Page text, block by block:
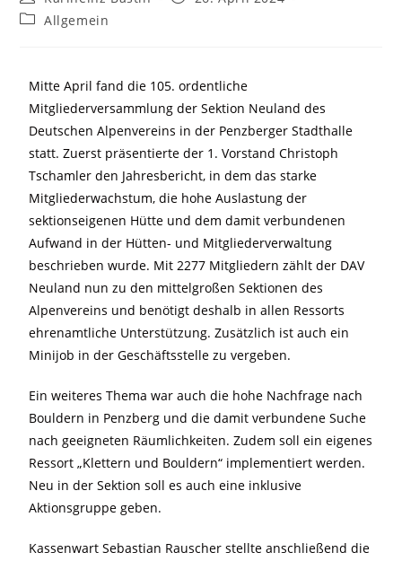
Allgemein
Mitte April fand die 105. ordentliche
Mitgliederversammlung der Sektion Neuland des
Deutschen Alpenvereins in der Penzberger Stadthalle
statt. Zuerst präsentierte der 1. Vorstand Christoph
Tschamler den Jahresbericht, in dem das starke
Mitgliederwachstum, die hohe Auslastung der
sektionseigenen Hütte und dem damit verbundenen
Aufwand in der Hütten- und Mitgliederverwaltung
beschrieben wurde. Mit 2277 Mitgliedern zählt der DAV
Neuland nun zu den mittelgroßen Sektionen des
Alpenvereins und benötigt deshalb in allen Ressorts
ehrenamtliche Unterstützung. Zusätzlich ist auch ein
Minijob in der Geschäftsstelle zu vergeben.
Ein weiteres Thema war auch die hohe Nachfrage nach
Bouldern in Penzberg und die damit verbundene Suche
nach geeigneten Räumlichkeiten. Zudem soll ein eigenes
Ressort „Klettern und Bouldern“ implementiert werden.
Neu in der Sektion soll es auch eine inklusive
Aktionsgruppe geben.
Kassenwart Sebastian Rauscher stellte anschließend die